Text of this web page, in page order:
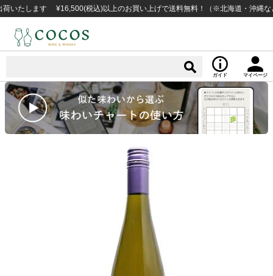
ます ¥16,500(税込)以上のお買い上げで送料無料！（※北海道・沖縄など一部
ガイド マイページ